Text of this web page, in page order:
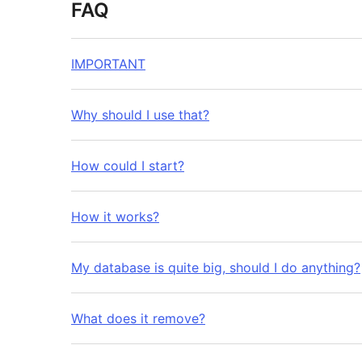
FAQ
IMPORTANT
Why should I use that?
How could I start?
How it works?
My database is quite big, should I do anything?
What does it remove?